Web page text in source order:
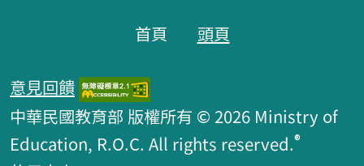
首頁 頭頁
意見回饋
中華民國教育部 版權所有 © 2026 Ministry of
Education, R.O.C. All rights reserved.®